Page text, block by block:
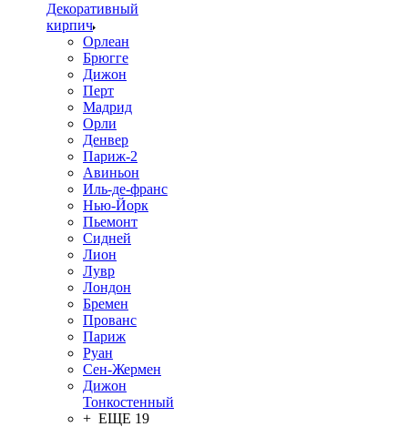
Декоративный
кирпич
Орлеан
Брюгге
Дижон
Перт
Мадрид
Орли
Денвер
Париж-2
Авиньон
Иль-де-франс
Нью-Йорк
Пьемонт
Сидней
Лион
Лувр
Лондон
Бремен
Прованс
Париж
Руан
Сен-Жермен
Дижон
Тонкостенный
+ ЕЩЕ 19